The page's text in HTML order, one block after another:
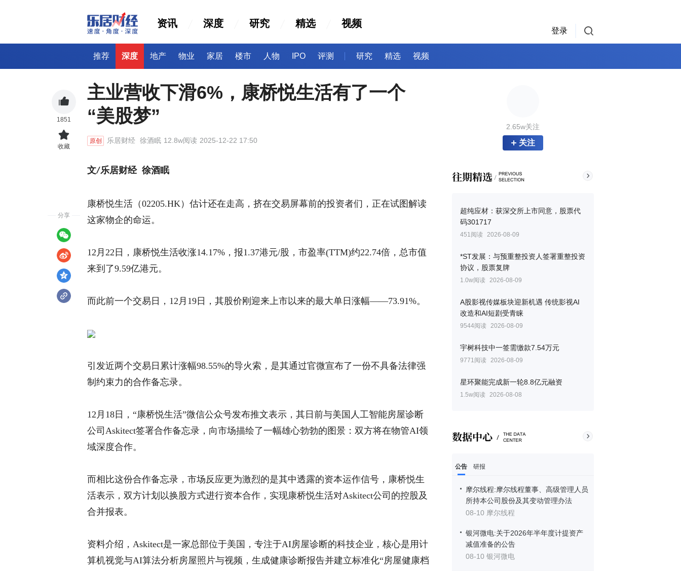
资讯 深度 研究 精选 视频
登录
推荐 深度 地产 物业 家居 楼市 人物 IPO 评测 研究 精选 视频
2.65w关注
关注
超纯应材：获深交所上市同意，股票代
码301717
451阅读 2026-08-09
*ST发展：与预重整投资人签署重整投资
协议，股票复牌
1.0w阅读 2026-08-09
A股影视传媒板块迎新机遇 传统影视AI
改造和AI短剧受青睐
9544阅读 2026-08-09
宇树科技中一签需缴款7.54万元
9771阅读 2026-08-09
星环聚能完成新一轮8.8亿元融资
1.5w阅读 2026-08-08
公告 研报
摩尔线程:摩尔线程董事、高级管理人员
所持本公司股份及其变动管理办法
08-10 摩尔线程
银河微电:关于2026年半年度计提资产
减值准备的公告
08-10 银河微电
主业营收下滑6%，康桥悦生活有了一个
“美股梦”
原创 乐居财经 徐酒眠 12.8w阅读 2025-12-22 17:50
文/乐居财经 徐酒眠
康桥悦生活（02205.HK）估计还在走高，挤在交易屏幕前的投资者们，正在试图解读
这家物企的命运。
12月22日，康桥悦生活收涨14.17%，报1.37港元/股，市盈率(TTM)约22.74倍，总市值
来到了9.59亿港元。
而此前一个交易日，12月19日，其股价刚迎来上市以来的最大单日涨幅——73.91%。
引发近两个交易日累计涨幅98.55%的导火索，是其通过官微宣布了一份不具备法律强
制约束力的合作备忘录。
12月18日，“康桥悦生活”微信公众号发布推文表示，其日前与美国人工智能房屋诊断
公司Askitect签署合作备忘录，向市场描绘了一幅雄心勃勃的图景：双方将在物管AI领
域深度合作。
而相比这份合作备忘录，市场反应更为激烈的是其中透露的资本运作信号，康桥悦生
活表示，双方计划以换股方式进行资本合作，实现康桥悦生活对Askitect公司的控股及
合并报表。
资料介绍， Askitect是一家总部位于美国，专注于AI房屋诊断的科技企业，核心是用计
算机视觉与AI算法分析房屋照片与视频，生成健康诊断报告并建立标准化“房屋健康档
1851
收藏
分享